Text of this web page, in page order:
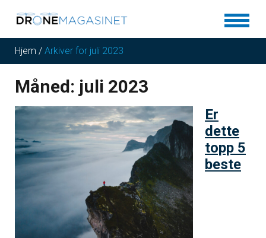
Hjem / Arkiver for juli 2023
Måned: juli 2023
Er
dette
topp 5
beste